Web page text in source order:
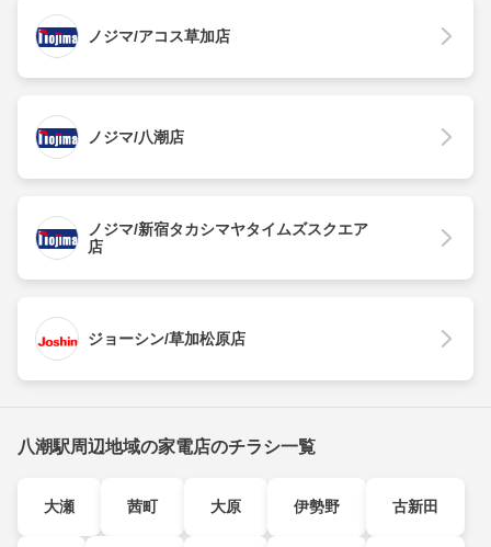
ノジマ/アコス草加店
ノジマ/八潮店
ノジマ/新宿タカシマヤタイムズスクエア
店
ジョーシン/草加松原店
八潮駅周辺地域の家電店のチラシ一覧
大瀬 茜町 大原 伊勢野 古新田